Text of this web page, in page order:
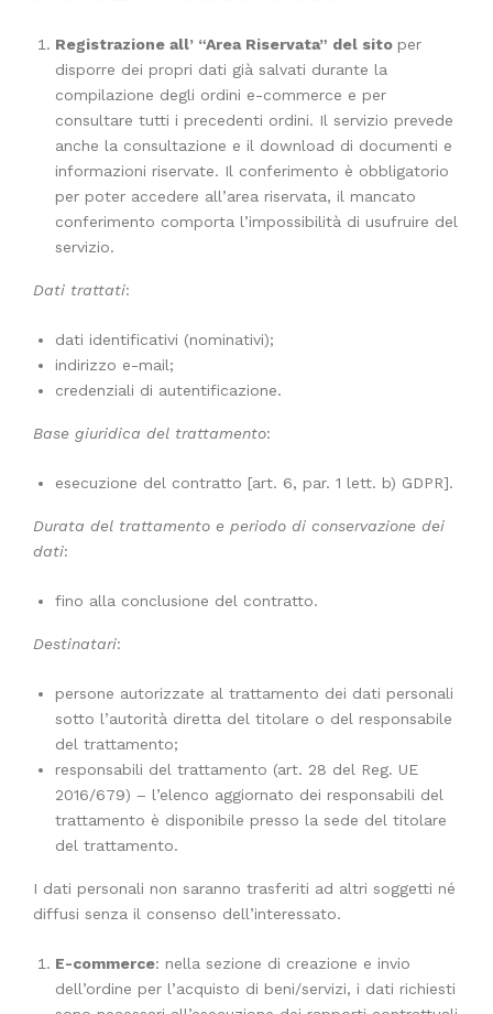
Registrazione all’ “Area Riservata” del sito per
disporre dei propri dati già salvati durante la
compilazione degli ordini e-commerce e per
consultare tutti i precedenti ordini. Il servizio prevede
anche la consultazione e il download di documenti e
informazioni riservate. Il conferimento è obbligatorio
per poter accedere all’area riservata, il mancato
conferimento comporta l’impossibilità di usufruire del
servizio.
Dati trattati:
dati identificativi (nominativi);
indirizzo e-mail;
credenziali di autentificazione.
Base giuridica del trattamento:
esecuzione del contratto [art. 6, par. 1 lett. b) GDPR].
Durata del trattamento e periodo di conservazione dei
dati:
fino alla conclusione del contratto.
Destinatari:
persone autorizzate al trattamento dei dati personali
sotto l’autorità diretta del titolare o del responsabile
del trattamento;
responsabili del trattamento (art. 28 del Reg. UE
2016/679) – l’elenco aggiornato dei responsabili del
trattamento è disponibile presso la sede del titolare
del trattamento.
I dati personali non saranno trasferiti ad altri soggetti né
diffusi senza il consenso dell’interessato.
E-commerce: nella sezione di creazione e invio
dell’ordine per l’acquisto di beni/servizi, i dati richiesti